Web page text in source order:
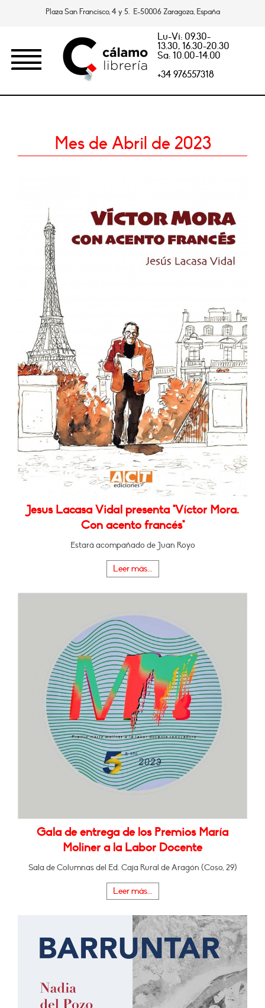
Plaza San Francisco, 4 y 5. E-50006 Zaragoza, España
Lu-Vi: 09.30-
13.30, 16.30-20.30
Sa: 10.00-14.00
+34 976557318
Mes de Abril de 2023
Jesus Lacasa Vidal presenta "Víctor Mora.
Con acento francés"
Estará acompañado de Juan Royo
Leer más...
Gala de entrega de los Premios María
Moliner a la Labor Docente
Sala de Columnas del Ed. Caja Rural de Aragón (Coso, 29)
Leer más...